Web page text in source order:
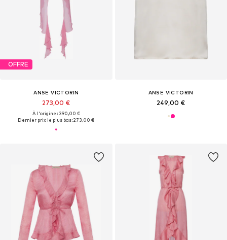
OFFRE
ANSE VICTORIN
273,00 €
À l'origine : 390,00 €
Dernier prix le plus bas :273,00 €
ANSE VICTORIN
249,00 €